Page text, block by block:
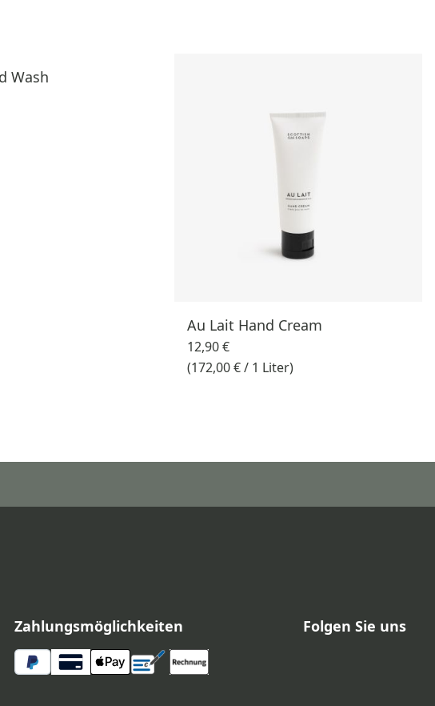
Wash
Au Lait Hand Cream
12,90 €
(172,00 € / 1 Liter)
Zahlungsmöglichkeiten Folgen Sie uns